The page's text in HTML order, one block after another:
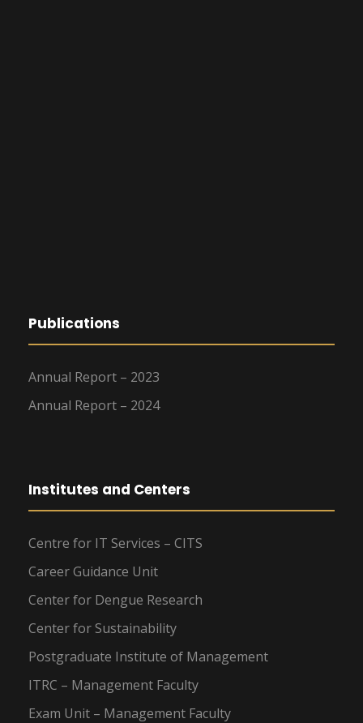
Publications
Annual Report – 2023
Annual Report – 2024
Institutes and Centers
Centre for IT Services – CITS
Career Guidance Unit
Center for Dengue Research
Center for Sustainability
Postgraduate Institute of Management
ITRC – Management Faculty
Exam Unit – Management Faculty